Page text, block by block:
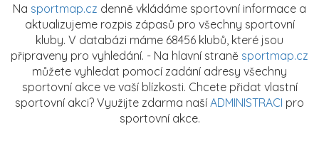
Na sportmap.cz denně vkládáme sportovní informace a
aktualizujeme rozpis zápasů pro všechny sportovní
kluby. V databázi máme 68456 klubů, které jsou
připraveny pro vyhledání. - Na hlavní straně sportmap.cz
můžete vyhledat pomocí zadání adresy všechny
sportovní akce ve vaší blízkosti. Chcete přidat vlastní
sportovní akci? Využijte zdarma naší ADMINISTRACI pro
sportovní akce.